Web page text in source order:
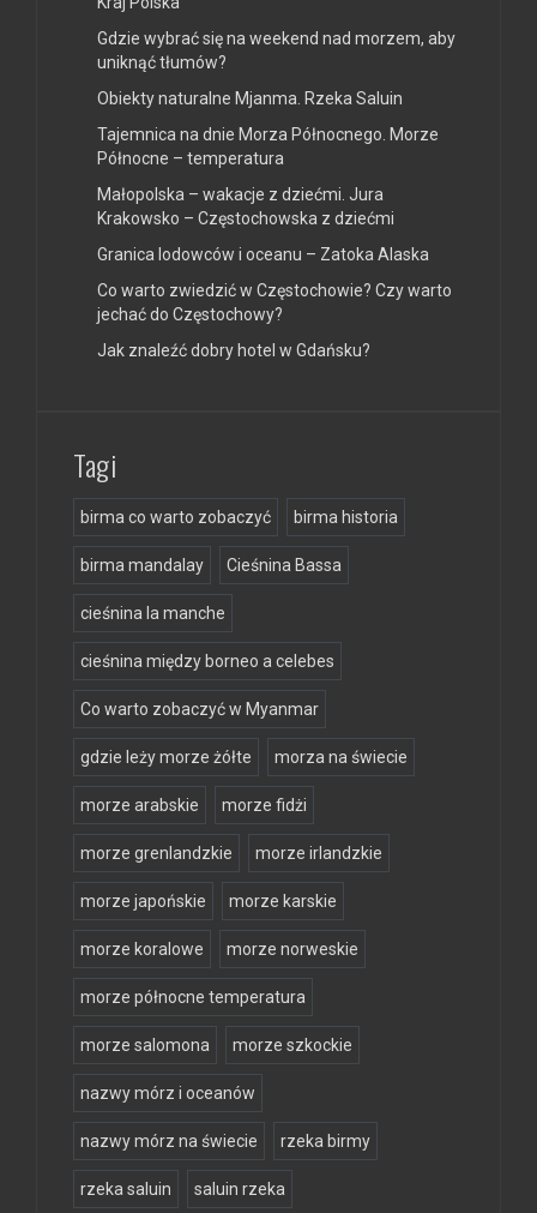
Gdzie wybrać się na weekend nad morzem, aby
uniknąć tłumów?
Obiekty naturalne Mjanma. Rzeka Saluin
Tajemnica na dnie Morza Północnego. Morze
Północne – temperatura
Małopolska – wakacje z dziećmi. Jura
Krakowsko – Częstochowska z dziećmi
Granica lodowców i oceanu – Zatoka Alaska
Co warto zwiedzić w Częstochowie? Czy warto
jechać do Częstochowy?
Jak znaleźć dobry hotel w Gdańsku?
Tagi
birma co warto zobaczyć birma historia
birma mandalay Cieśnina Bassa
cieśnina la manche
cieśnina między borneo a celebes
Co warto zobaczyć w Myanmar
gdzie leży morze żółte morza na świecie
morze arabskie morze fidżi
morze grenlandzkie morze irlandzkie
morze japońskie morze karskie
morze koralowe morze norweskie
morze północne temperatura
morze salomona morze szkockie
nazwy mórz i oceanów
nazwy mórz na świecie rzeka birmy
rzeka saluin saluin rzeka